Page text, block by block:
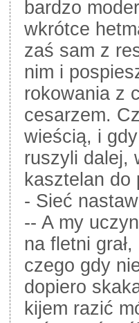
bardzo
wkrótce
zaś sam z
nim i
rokowania z
cesarzem.
wieścią, i
ruszyli dalej,
kasztelan do
- Sieć
-- A my
na fletni
czego gdy
dopiero
kijem razić